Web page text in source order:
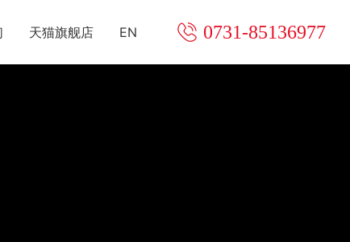
天猫旗舰店 EN 0731-85136977